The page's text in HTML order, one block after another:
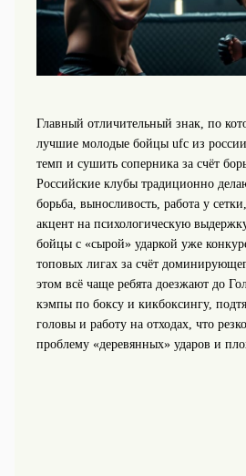
Главный отличительный знак, по
лучшие молодые бойцы ufc из
темп и сушить соперника за счёт
Российские клубы традиционно
борьба, выносливость, работа у
акцент на психологическую
бойцы с «сырой» ударкой уже
топовых лигах за счёт
этом всё чаще ребята доезжают до
кэмпы по боксу и кикбоксингу,
головы и работу на отходах, что
проблему «деревянных» ударов и